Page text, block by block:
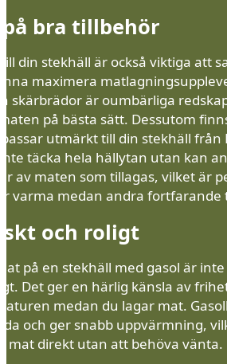
på bra tillbehör
din stekhäll är också viktiga att
maximera
skärbrädor är oumbärliga
på bästa sätt. Dessutom
utmärkt till din stekhäll från
täcka hela hällytan utan kan
av maten som tillagas, vilket är
varma medan andra fortfarande
och roligt
på en stekhäll med gasol är
Det ger en härlig känsla av
medan du lagar mat.
och ger snabb uppvärmning,
mat direkt utan att behöva vänta.